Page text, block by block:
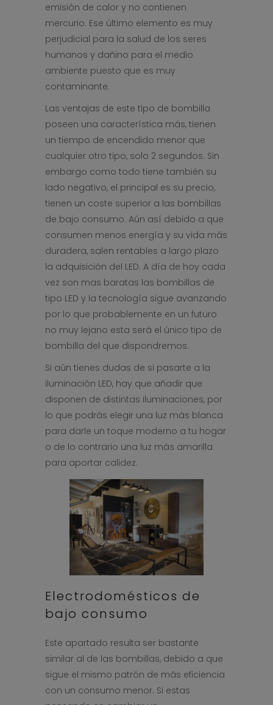
emisión de calor y no contienen
mercurio. Ese último elemento es muy
perjudicial para la salud de los seres
humanos y dañino para el medio
ambiente puesto que es muy
contaminante.
Las ventajas de este tipo de bombilla
poseen una característica más, tienen
un tiempo de encendido menor que
cualquier otro tipo, solo 2 segundos. Sin
embargo como todo tiene también su
lado negativo, el principal es su precio,
tienen un coste superior a las bombillas
de bajo consumo. Aún así debido a que
consumen menos energía y su vida más
duradera, salen rentables a largo plazo
la adquisición del LED. A día de hoy cada
vez son mas baratas las bombillas de
tipo LED y la tecnología sigue avanzando
por lo que probablemente en un futuro
no muy lejano esta será el único tipo de
bombilla del que dispondremos.
Si aún tienes dudas de si pasarte a la
iluminación LED, hay que añadir que
disponen de distintas iluminaciones, por
lo que podrás elegir una luz más blanca
para darle un toque moderno a tu hogar
o de lo contrario una luz más amarilla
para aportar calidez.
Electrodomésticos de
bajo consumo
Este apartado resulta ser bastante
similar al de las bombillas, debido a que
sigue el mismo patrón de más eficiencia
con un consumo menor. Si estas